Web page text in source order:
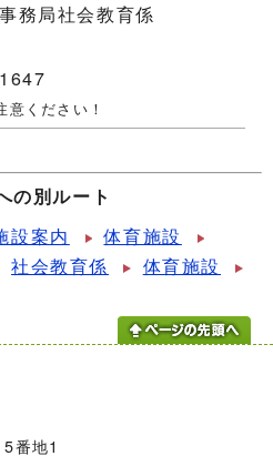
務局社会教育係
ください！
の別ルート
設案内
体育施設
社会教育係 体育施設
番地1